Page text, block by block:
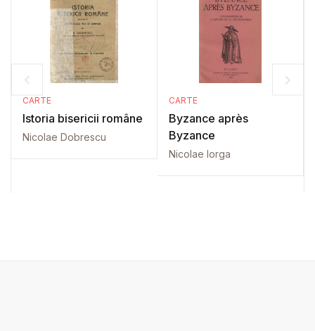
CARTE
Istoria bisericii române
Nicolae Dobrescu
CARTE
Byzance après
Byzance
Nicolae Iorga